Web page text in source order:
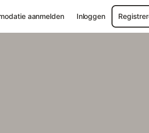
aanmelden Inloggen